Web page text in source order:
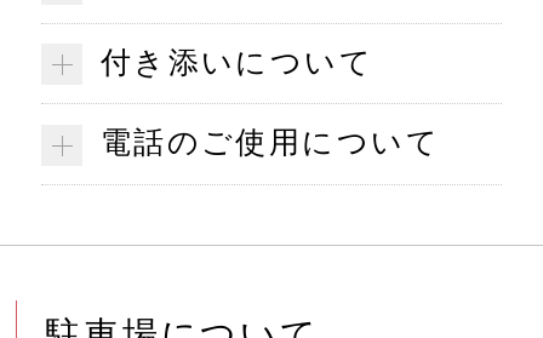
付き添いについて
電話のご使用について